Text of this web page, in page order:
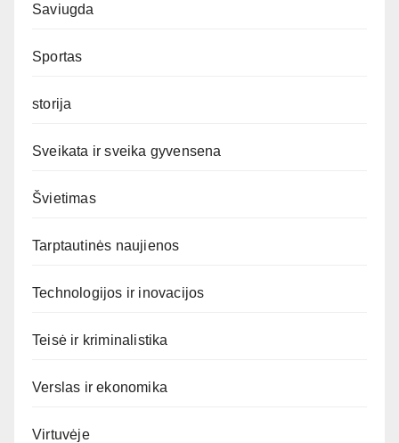
Saviugda
Sportas
storija
Sveikata ir sveika gyvensena
Švietimas
Tarptautinės naujienos
Technologijos ir inovacijos
Teisė ir kriminalistika
Verslas ir ekonomika
Virtuvėje